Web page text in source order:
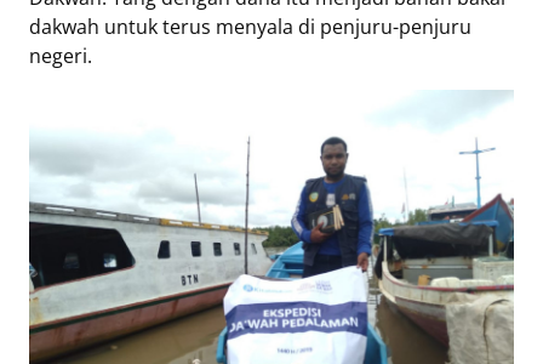
dakwah untuk terus menyala di penjuru-penjuru
negeri.